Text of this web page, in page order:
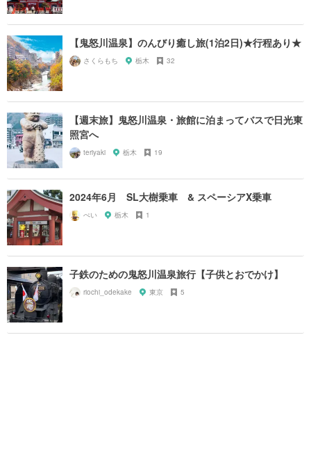
【鬼怒川温泉】のんびり癒し旅(1泊2日)★行程あり★
さくらもち 栃木 32
【週末旅】鬼怒川温泉・旅館に泊まってバスで日光東
照宮へ
teriyaki 栃木 19
2024年6月 SL大樹乗車 & スペーシアX乗車
ぺい 栃木 1
子鉄のための鬼怒川温泉旅行【子供とおでかけ】
riochi_odekake 東京 5